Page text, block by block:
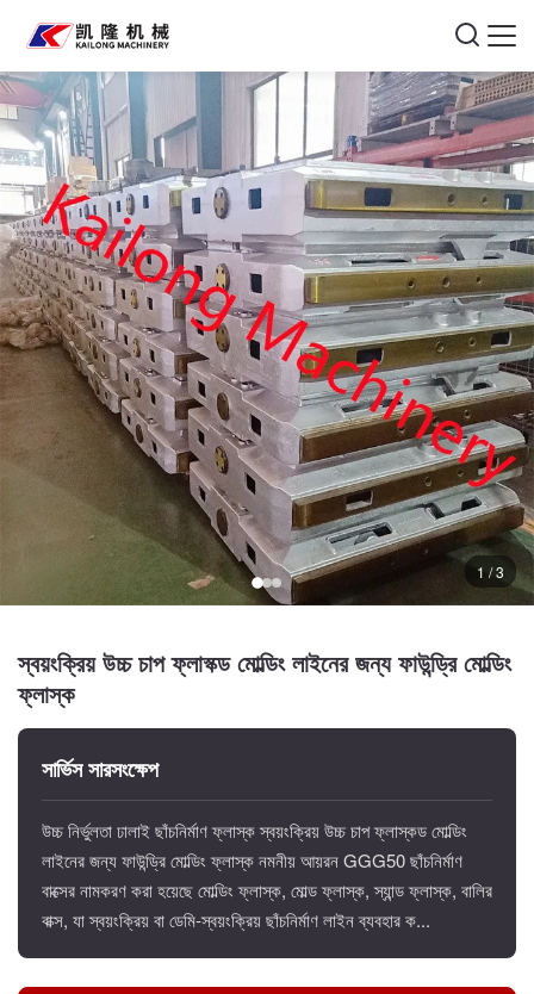
1 / 3
স্বয়ংক্রিয় উচ্চ চাপ ফ্লাস্ক্ড মোল্ডিং লাইনের জন্য ফাউন্ড্রি মোল্ডিং
ফ্লাস্ক
সার্ভিস সারসংক্ষেপ
উচ্চ নির্ভুলতা ঢালাই ছাঁচনির্মাণ ফ্লাস্ক স্বয়ংক্রিয় উচ্চ চাপ ফ্লাস্কড মোল্ডিং
লাইনের জন্য ফাউন্ড্রি মোল্ডিং ফ্লাস্ক নমনীয় আয়রন GGG50 ছাঁচনির্মাণ
বাক্সের নামকরণ করা হয়েছে মোল্ডিং ফ্লাস্ক, মোল্ড ফ্লাস্ক, স্যান্ড ফ্লাস্ক, বালির
বাক্স, যা স্বয়ংক্রিয় বা ডেমি-স্বয়ংক্রিয় ছাঁচনির্মাণ লাইন ব্যবহার ক...